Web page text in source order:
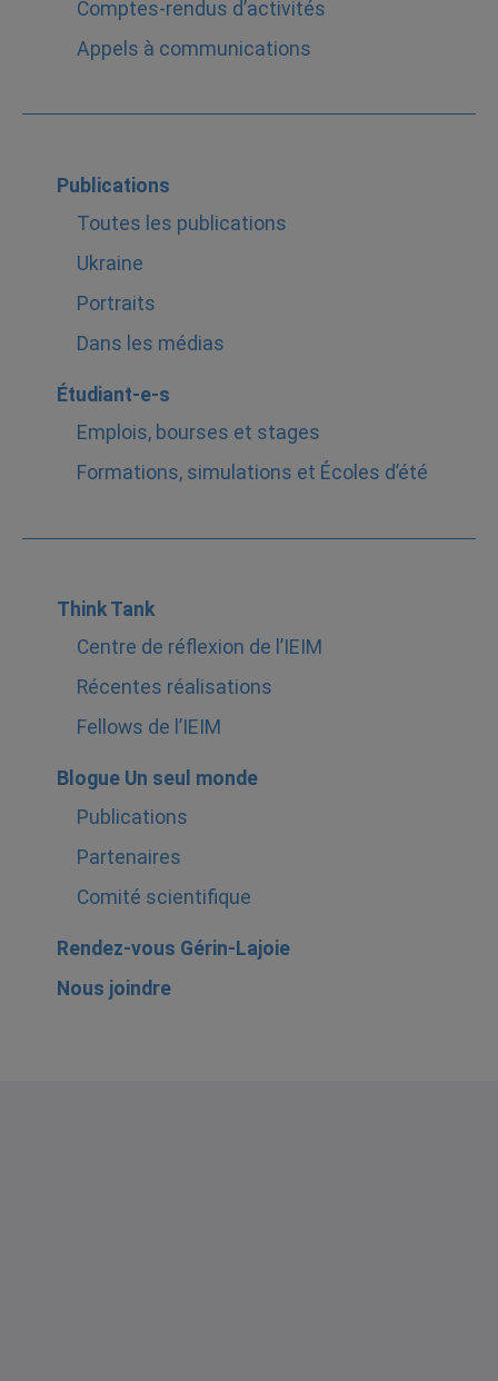
Comptes-rendus d’activités
Appels à communications
Publications
Toutes les publications
Ukraine
Portraits
Dans les médias
Étudiant-e-s
Emplois, bourses et stages
Formations, simulations et Écoles d’été
Think Tank
Centre de réflexion de l’IEIM
Récentes réalisations
Fellows de l’IEIM
Blogue Un seul monde
Publications
Partenaires
Comité scientifique
Rendez-vous Gérin-Lajoie
Nous joindre